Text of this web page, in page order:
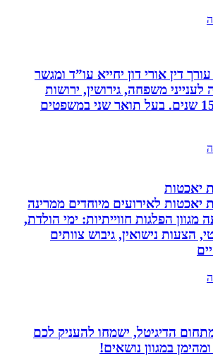
אורי דון יחייא עו”ד ומגשר
משפחה, גירושין, ירושות
מעל 15 שנים. בעל תואר שני במשפטים
לאירועים מיוחדים ממרינה
הפלגות חווייתיות: ימי הולדת,
נישואין, גיבוש צוותים
הדיגיטל, ישמחו להעניק לכם
במגוון נושאים!